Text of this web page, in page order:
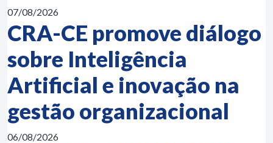
07/08/2026
CRA-CE promove diálogo
sobre Inteligência
Artificial e inovação na
gestão organizacional
06/08/2026